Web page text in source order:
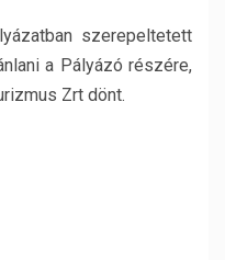
szerepeltetett
a Pályázó részére,
Zrt dönt.